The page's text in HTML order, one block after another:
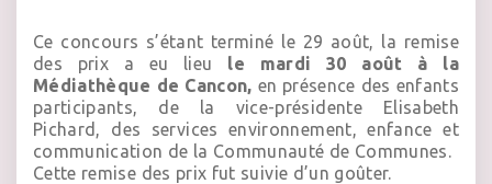
Ce concours s’étant terminé le 29 août, la remise
des prix a eu lieu le mardi 30 août à la
Médiathèque de Cancon, en présence des enfants
participants, de la vice-présidente Elisabeth
Pichard, des services environnement, enfance et
communication de la Communauté de Communes.
Cette remise des prix fut suivie d’un goûter.